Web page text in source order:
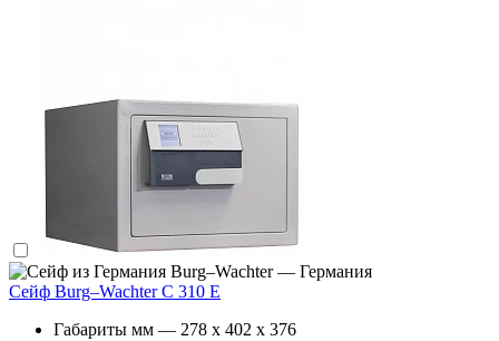
Burg–Wachter — Германия
Сейф Burg–Wachter C 310 E
Габариты мм — 278 x 402 x 376